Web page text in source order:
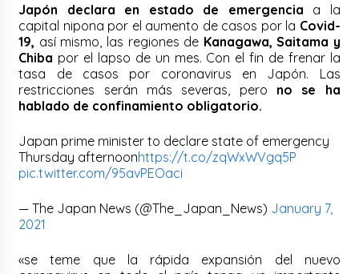
Japón declara en estado de emergencia a la
capital nipona por el aumento de casos por la Covid-
19, así mismo, las regiones de Kanagawa, Saitama y
Chiba por el lapso de un mes. Con el fin de frenar la
tasa de casos por coronavirus en Japón. Las
restricciones serán más severas, pero no se ha
hablado de confinamiento obligatorio.
Japan prime minister to declare state of emergency
Thursday afternoonhttps://t.co/zqWxWVgq5P
pic.twitter.com/95avPEOaci
— The Japan News (@The_Japan_News) January 7,
2021
«se teme que la rápida expansión del nuevo